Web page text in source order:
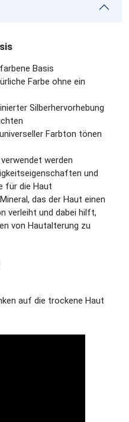
Basis
Farbe ohne ein
Silberhervorhebung
Farbton tönen
werden
und
für die Haut
das der Haut einen
verleiht und dabei hilft,
von Hautalterung zu
auf die trockene Haut